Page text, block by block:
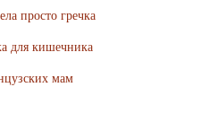
просто гречка
для кишечника
мам